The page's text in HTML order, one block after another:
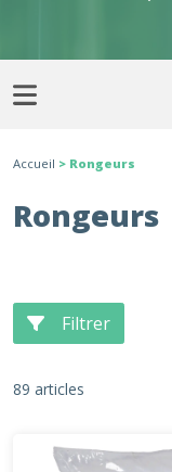
Accueil > Rongeurs
Rongeurs
Filtrer
89 articles